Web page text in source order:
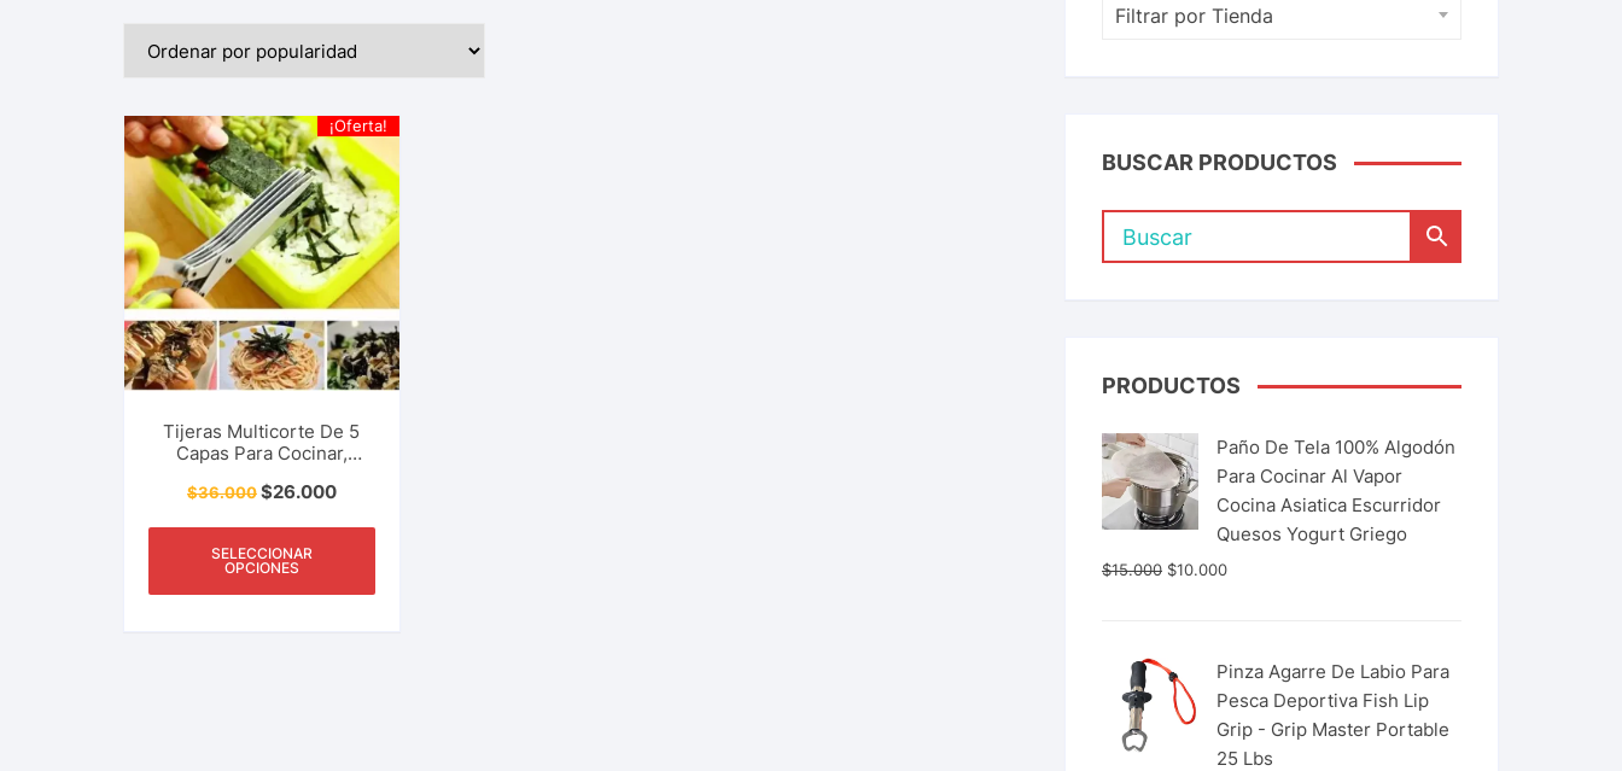
¡Oferta!
Tijeras Multicorte De 5
Capas Para Cocinar,
Cilantro, Perejil ,Verduras,
Más.
$36.000$26.000
SELECCIONAR
OPCIONES
Filtrar por Tienda
BUSCAR PRODUCTOS
PRODUCTOS
Paño De Tela 100% Algodón
Para Cocinar Al Vapor
Cocina Asiatica Escurridor
Quesos Yogurt Griego
$15.000 $10.000
Pinza Agarre De Labio Para
Pesca Deportiva Fish Lip
Grip - Grip Master Portable
25 Lbs